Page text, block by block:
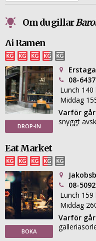
Om du gillar
Ai Ramen
DROP-IN
08-
Lunch 140
Middag
Varför
snyggt
Eat Market
BOKA
08-
Lunch 159
Middag
Varför